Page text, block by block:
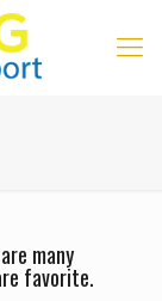
many
favorite.